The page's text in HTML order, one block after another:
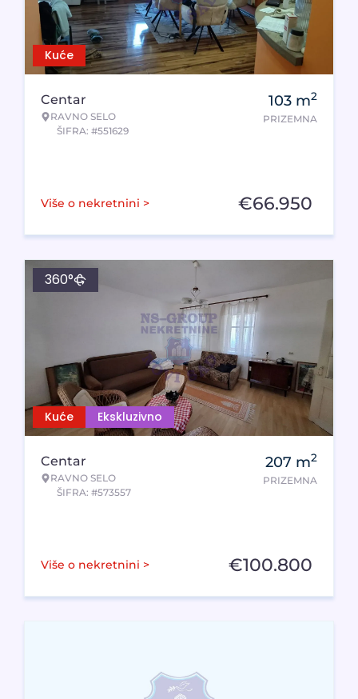
Kuće
Centar
RAVNO SELO
ŠIFRA: #551629
103 m2
PRIZEMNA
Više o nekretnini > €66.950
Kuće Ekskluzivno
360°
Centar
RAVNO SELO
ŠIFRA: #573557
207 m2
PRIZEMNA
Više o nekretnini > €100.800